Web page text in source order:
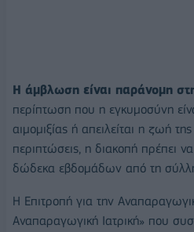
Η άμβλωση είναι παράνομη
περίπτωση που η εγκυμοσύνη
αιμομιξίας ή απειλείται η ζωή
περιπτώσεις, η διακοπή πρέπει
δώδεκα εβδομάδων από τη
Η Επιτροπή για την
Αναπαραγωγική Ιατρική» που